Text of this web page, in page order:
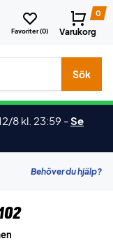
Favoriter (0)
0
Varukorg
Sök
8 kl. 23:59 -Se
Behöver du hjälp?